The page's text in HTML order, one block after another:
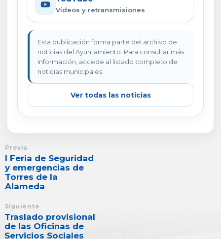
Vídeos y retransmisiones
Esta publicación forma parte del archivo de
noticias del Ayuntamiento. Para consultar más
información, accede al listado completo de
noticias municipales.
Ver todas las noticias
Previa
I Feria de Seguridad
y emergencias de
Torres de la
Alameda
Siguiente
Traslado provisional
de las Oficinas de
Servicios Sociales